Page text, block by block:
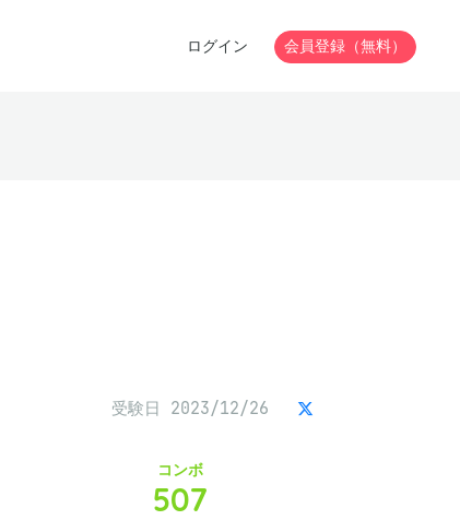
ログイン 会員登録（無料）
受験日 2023/12/26
コンボ
507